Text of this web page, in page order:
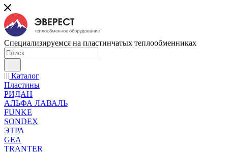
Специализируемся на пластинчатых теплообменниках
Каталог
Пластины
РИДАН
АЛЬФА ЛАВАЛЬ
FUNKE
SONDEX
ЭТРА
GEA
TRANTER